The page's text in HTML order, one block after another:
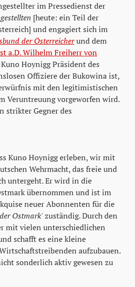
im Pressedienst der
[heute: ein Teil der
und engagiert sich im
der Österreicherund dem
a.D. Wilhelm Freiherr von
Hoynigg Präsident des
Offiziere der Bukowina ist,
mit den legitimistischen
Veruntreuung vorgeworfen wird.
strikter Gegner des
Kuno Hoynigg erleben, wir mit
Wehrmacht, das freie und
untergeht. Er wird in die
übernommen und ist im
neuer Abonnenten für die
Ostmark' zuständig. Durch den
mit vielen unterschiedlichen
schafft es eine kleine
aufzubauen.
sonderlich aktiv gewesen zu